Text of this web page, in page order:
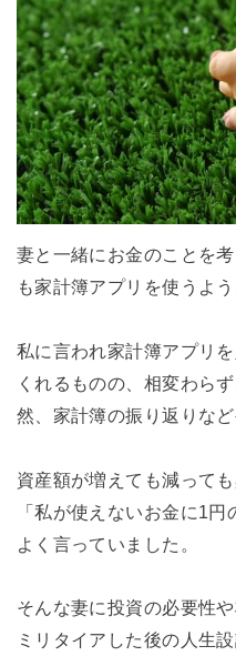
妻と一緒にお金のことを
も家計簿アプリを使うよう
私に言われ家計簿アプリ
くれるものの、相変わら
然、家計簿の振り返りなど
資産額が増えても減っても
「私が使えないお金に1
よく言っていました。
そんな妻に投資の必要性
ミリタイアした後の人生